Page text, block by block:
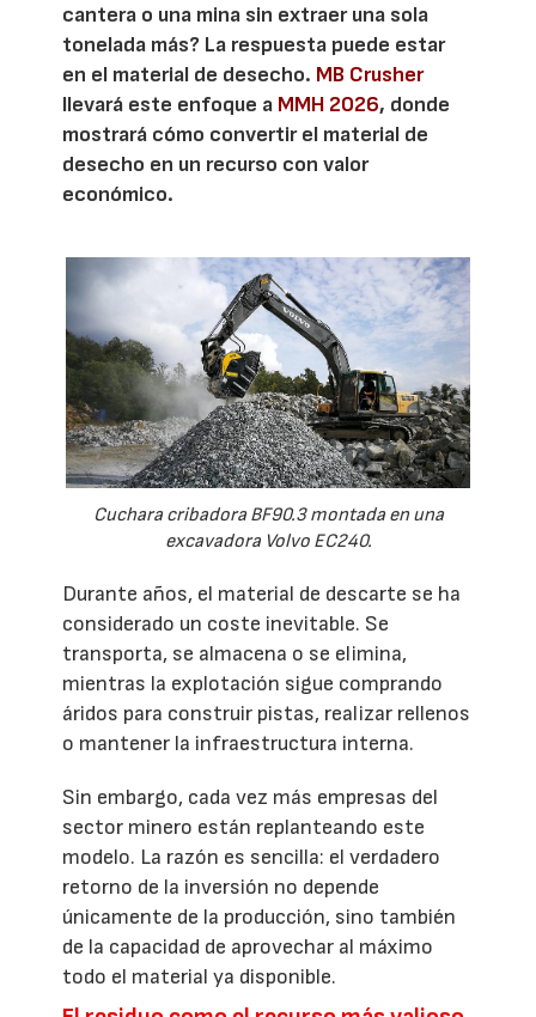
cantera o una mina sin extraer una sola
tonelada más? La respuesta puede estar
en el material de desecho. MB Crusher
llevará este enfoque a MMH 2026, donde
mostrará cómo convertir el material de
desecho en un recurso con valor
económico.
Cuchara cribadora BF90.3 montada en una
excavadora Volvo EC240.
Durante años, el material de descarte se ha
considerado un coste inevitable. Se
transporta, se almacena o se elimina,
mientras la explotación sigue comprando
áridos para construir pistas, realizar rellenos
o mantener la infraestructura interna.
Sin embargo, cada vez más empresas del
sector minero están replanteando este
modelo. La razón es sencilla: el verdadero
retorno de la inversión no depende
únicamente de la producción, sino también
de la capacidad de aprovechar al máximo
todo el material ya disponible.